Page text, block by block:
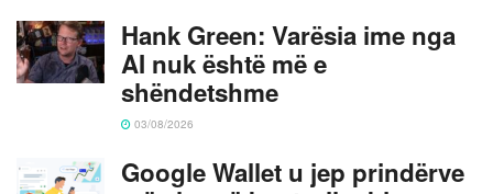
Hank Green: Varësia ime nga
AI nuk është më e
shëndetshme
03/08/2026
Google Wallet u jep prindërve